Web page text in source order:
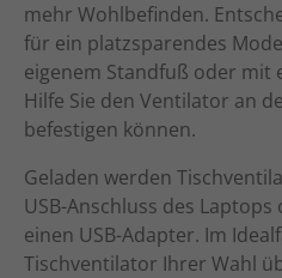
mehr Wohlbefinden.
für ein platzsparendes
eigenem Standfuß oder mit
Hilfe Sie den Ventilator an
befestigen können.
Geladen werden
USB-Anschluss des
einen USB-Adapter. Im
Tischventilator Ihrer Wahl